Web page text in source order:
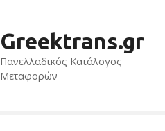
Greektrans.gr
Πανελλαδικός Κατάλογος
Μεταφορών